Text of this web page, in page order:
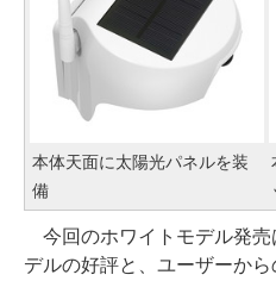
本体天面に太陽光パネルを装
備
今回のホワイトモデル発売
デルの好評と、ユーザーか